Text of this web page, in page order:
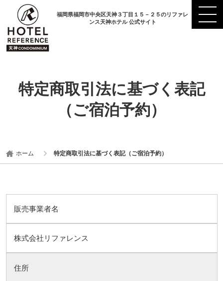
福岡県福岡市中央区天神３丁目１５－２５のリファレ
ンス天神ホテル 公式サイト
特定商取引法に基づく表記
（ご宿泊予約）
ホーム 特定商取引法に基づく表記（ご宿泊予約）
販売事業者名
株式会社リファレンス
住所